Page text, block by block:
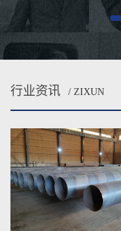
行业资讯 / ZIXUN